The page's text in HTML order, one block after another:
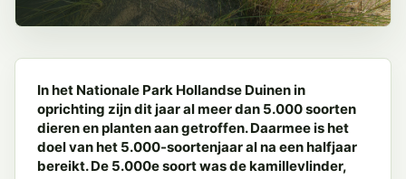
In het Nationale Park Hollandse Duinen in
oprichting zijn dit jaar al meer dan 5.000 soorten
dieren en planten aan getroffen. Daarmee is het
doel van het 5.000-soortenjaar al na een halfjaar
bereikt. De 5.000e soort was de kamillevlinder,